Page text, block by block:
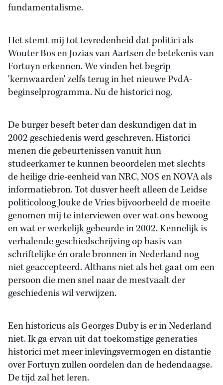
fundamentalisme.
Het stemt mij tot tevredenheid dat politici als
Wouter Bos en Jozias van Aartsen de betekenis van
Fortuyn erkennen. We vinden het begrip
'kernwaarden' zelfs terug in het nieuwe PvdA-
beginselprogramma. Nu de historici nog.
De burger beseft beter dan deskundigen dat in
2002 geschiedenis werd geschreven. Historici
menen die gebeurtenissen vanuit hun
studeerkamer te kunnen beoordelen met slechts
de heilige drie-eenheid van NRC, NOS en NOVA als
informatiebron. Tot dusver heeft alleen de Leidse
politicoloog Jouke de Vries bijvoorbeeld de moeite
genomen mij te interviewen over wat ons bewoog
en wat er werkelijk gebeurde in 2002. Kennelijk is
verhalende geschiedschrijving op basis van
schriftelijke én orale bronnen in Nederland nog
niet geaccepteerd. Althans niet als het gaat om een
persoon die men snel naar de mestvaalt der
geschiedenis wil verwijzen.
Een historicus als Georges Duby is er in Nederland
niet. Ik ga ervan uit dat toekomstige generaties
historici met meer inlevingsvermogen en distantie
over Fortuyn zullen oordelen dan de hedendaagse.
De tijd zal het leren.